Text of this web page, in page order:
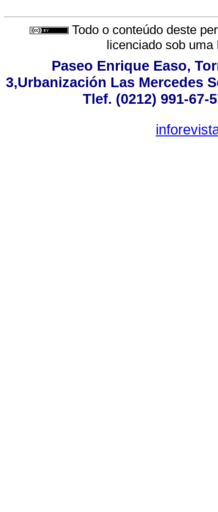
Todo o conteúdo deste
licenciado sob uma
Paseo Enrique Easo,
3,Urbanización Las Mercedes
Tlef. (0212) 991-67-